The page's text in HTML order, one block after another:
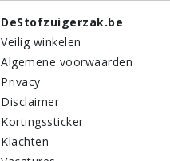
DeStofzuigerzak.be
Veilig winkelen
Algemene voorwaarden
Privacy
Disclaimer
Kortingssticker
Klachten